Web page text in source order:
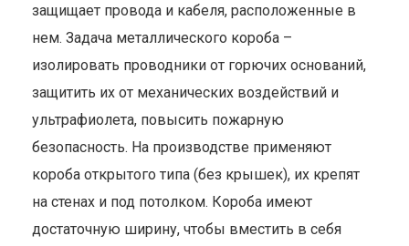
защищает провода и кабеля, расположенные в
нем. Задача металлического короба –
изолировать проводники от горючих оснований,
защитить их от механических воздействий и
ультрафиолета, повысить пожарную
безопасность. На производстве применяют
короба открытого типа (без крышек), их крепят
на стенах и под потолком. Короба имеют
достаточную ширину, чтобы вместить в себя